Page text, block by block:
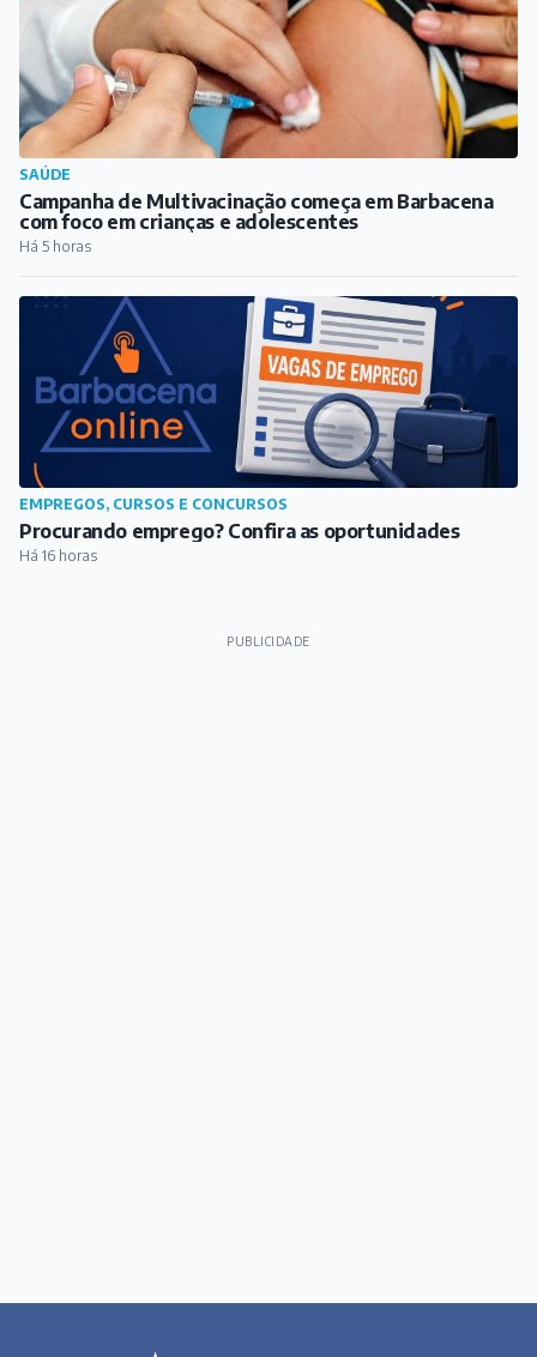
SAÚDE
Campanha de Multivacinação começa em Barbacena
com foco em crianças e adolescentes
Há 5 horas
EMPREGOS, CURSOS E CONCURSOS
Procurando emprego? Confira as oportunidades
Há 16 horas
PUBLICIDADE